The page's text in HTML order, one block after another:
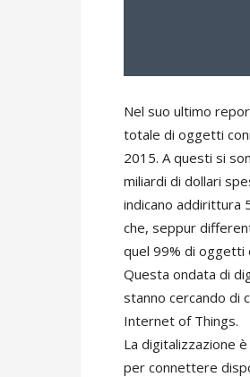
Nel suo ultimo
totale di oggetti
2015. A questi si
miliardi di dollari
indicano addirittura
che, seppur
quel 99% di oggetti
Questa ondata di
stanno cercando di
Internet of Things.
La digitalizzazione
per connettere